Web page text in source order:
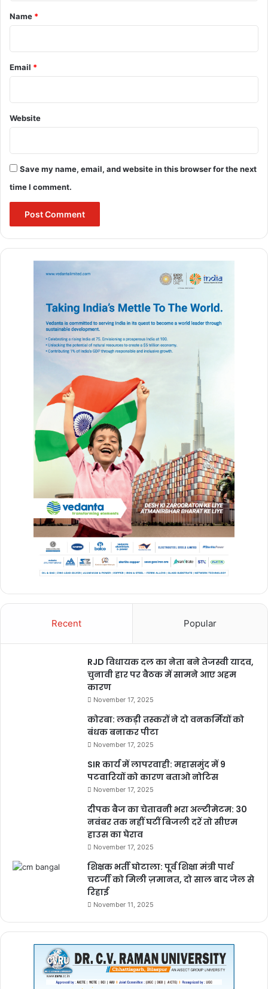
*
Name *
Email *
Website
Save my name, email, and website in this browser for the next
time I comment.
Recent Popular
RJD विधायक दल का नेता बने तेजस्वी यादव,
चुनावी हार पर बैठक में सामने आए अहम
कारण
November 17, 2025
कोरबा: लकड़ी तस्करों ने दो वनकर्मियों को
बंधक बनाकर पीटा
November 17, 2025
SIR कार्य में लापरवाही: महासमुंद में 9
पटवारियों को कारण बताओ नोटिस
November 17, 2025
दीपक बैज का चेतावनी भरा अल्टीमेटम: 30
नवंबर तक नहीं घटीं बिजली दरें तो सीएम
हाउस का घेराव
November 17, 2025
शिक्षक भर्ती घोटाला: पूर्व शिक्षा मंत्री पार्थ
चटर्जी को मिली ज़मानत, दो साल बाद जेल से
रिहाई
November 11, 2025